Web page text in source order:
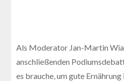
Als Moderator Jan-Martin
anschließenden
es brauche, um gute